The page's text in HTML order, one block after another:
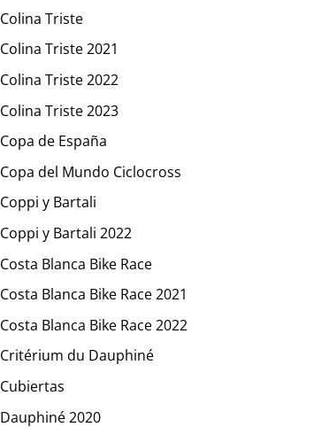
Colina Triste
Colina Triste 2021
Colina Triste 2022
Colina Triste 2023
Copa de España
Copa del Mundo Ciclocross
Coppi y Bartali
Coppi y Bartali 2022
Costa Blanca Bike Race
Costa Blanca Bike Race 2021
Costa Blanca Bike Race 2022
Critérium du Dauphiné
Cubiertas
Dauphiné 2020